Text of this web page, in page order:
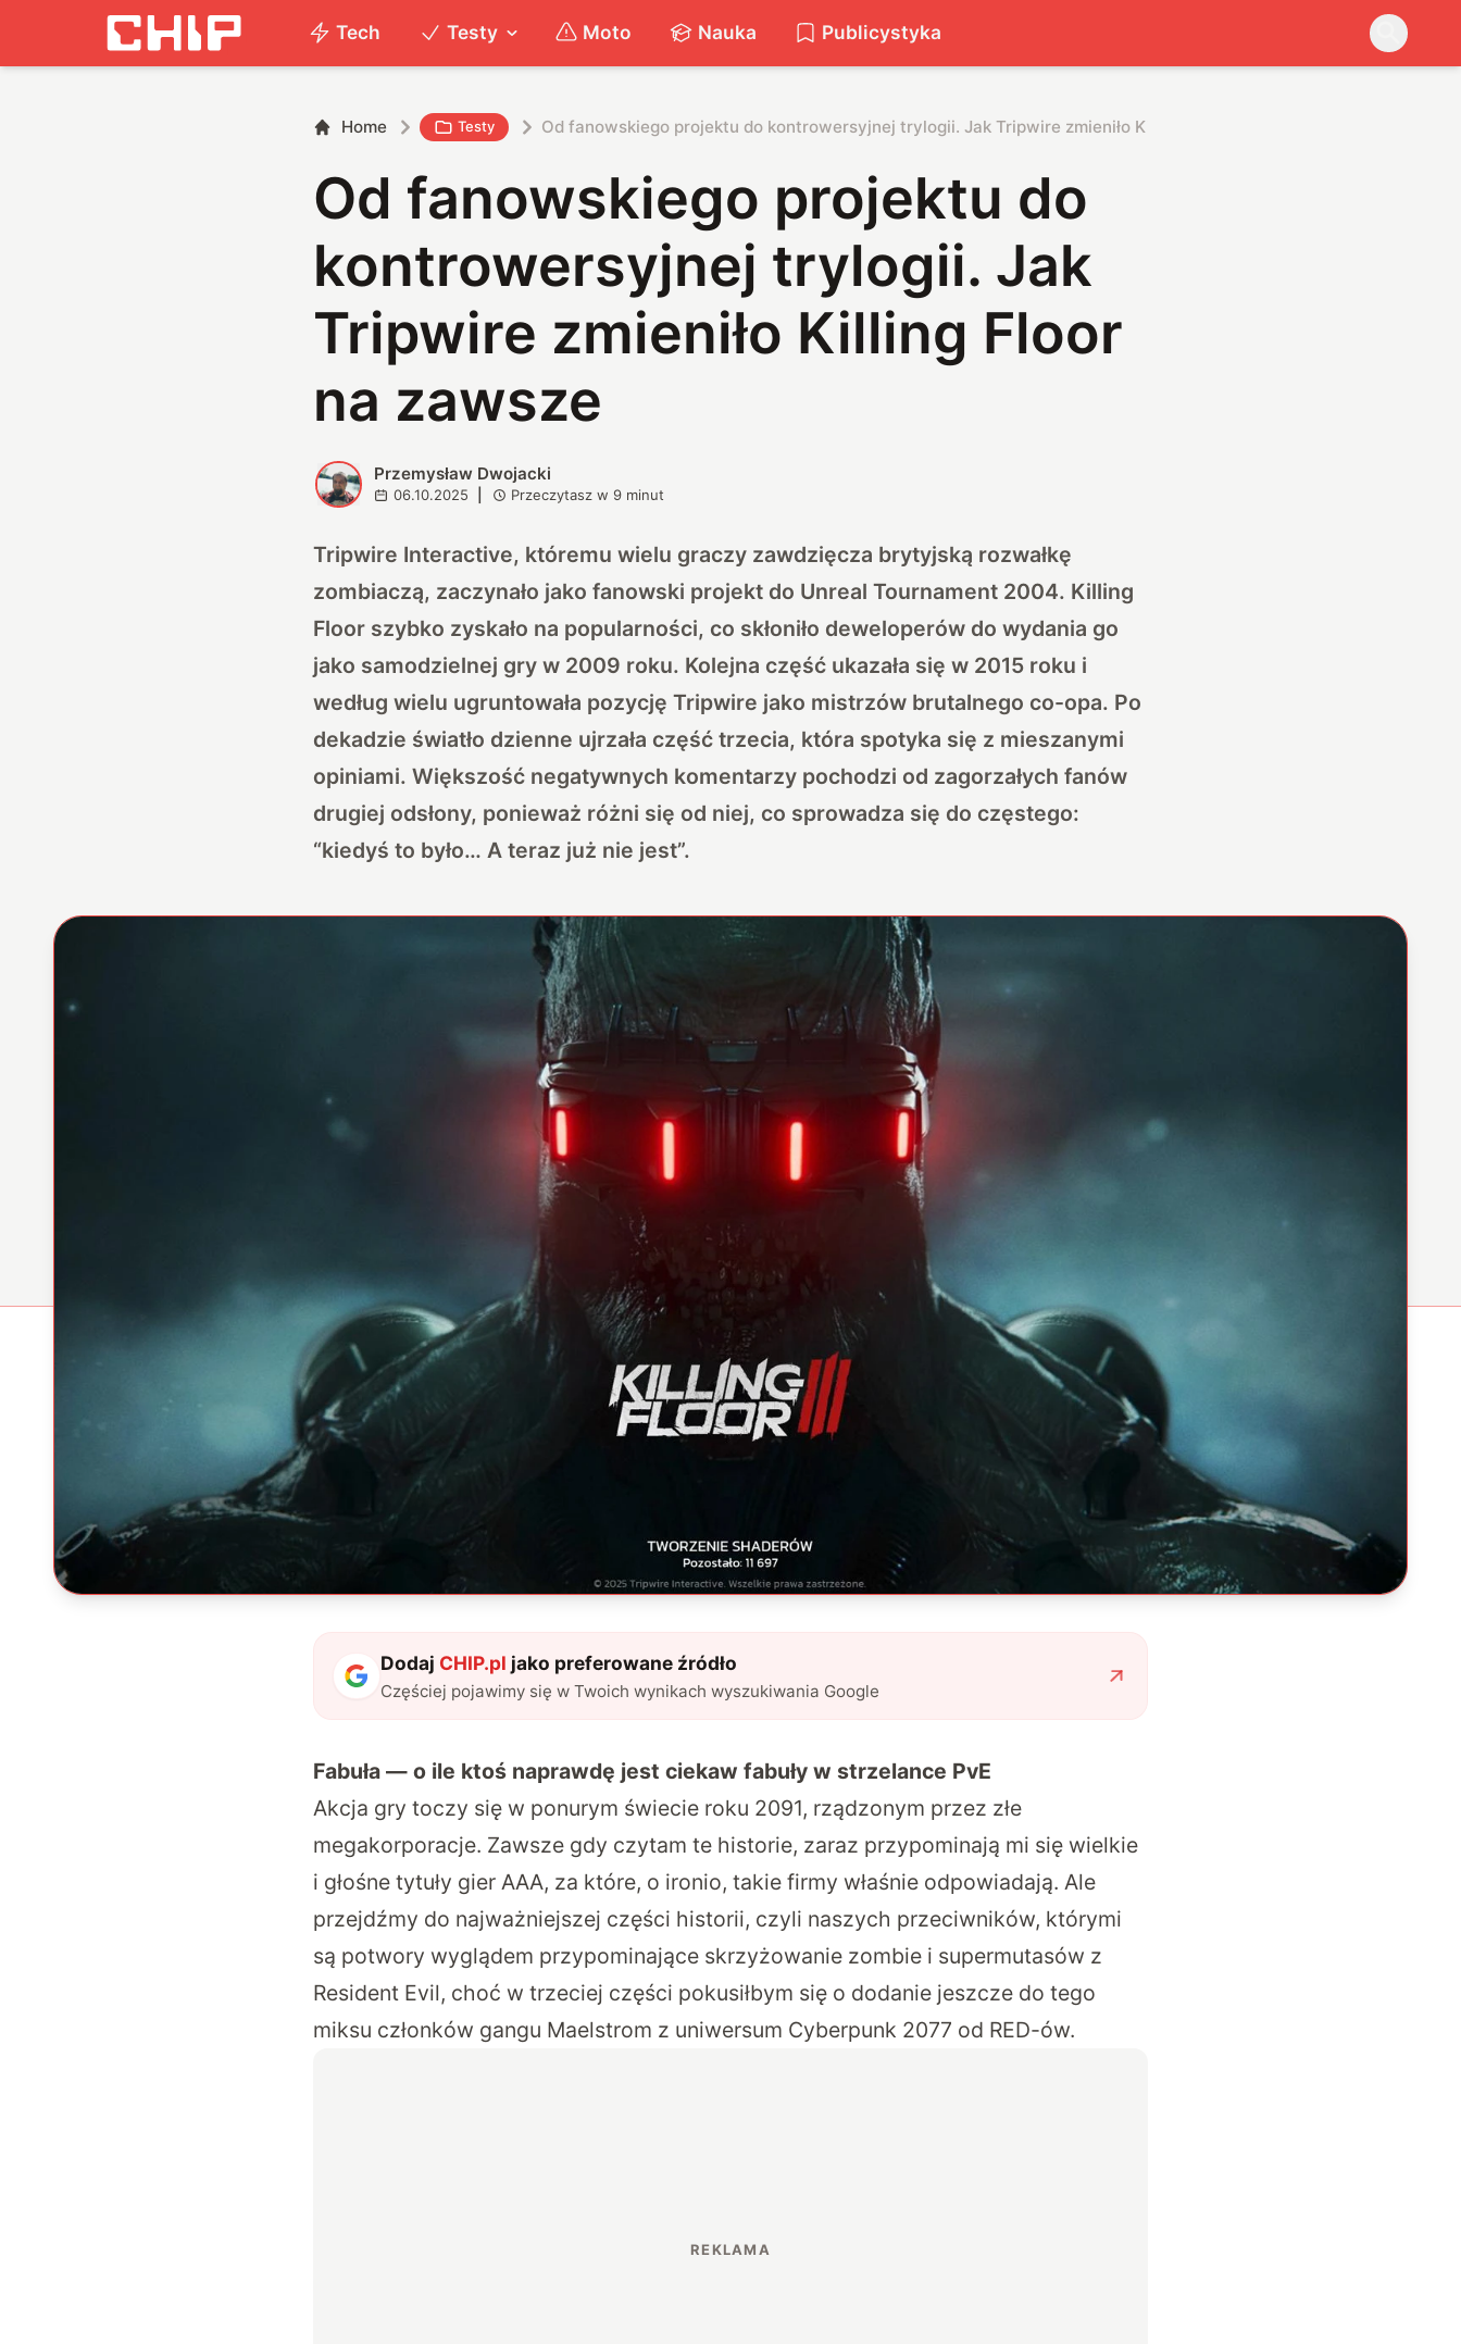
Tech Testy Moto Nauka Publicystyka
Home Testy Od fanowskiego projektu do kontrowersyjnej trylogii. Jak Tripwire zmieniło Killing Floor na zawsze
Od fanowskiego projektu do
kontrowersyjnej trylogii. Jak
Tripwire zmieniło Killing Floor
na zawsze
P Przemysław Dwojacki
06.10.2025 Przeczytasz w9 minut
Tripwire Interactive, któremu wielu graczy zawdzięcza brytyjską rozwałkę
zombiaczą, zaczynało jako fanowski projekt do Unreal Tournament 2004. Killing
Floor szybko zyskało na popularności, co skłoniło deweloperów do wydania go
jako samodzielnej gry w 2009 roku. Kolejna część ukazała się w 2015 roku i
według wielu ugruntowała pozycję Tripwire jako mistrzów brutalnego co-opa. Po
dekadzie światło dzienne ujrzała część trzecia, która spotyka się z mieszanymi
opiniami. Większość negatywnych komentarzy pochodzi od zagorzałych fanów
drugiej odsłony, ponieważ różni się od niej, co sprowadza się do częstego:
“kiedyś to było… A teraz już nie jest”.
Dodaj CHIP.pl jako preferowane źródło
Częściej pojawimy się w Twoich wynikach wyszukiwania Google
Fabuła — o ile ktoś naprawdę jest ciekaw fabuły w strzelance PvE
Akcja gry toczy się w ponurym świecie roku 2091, rządzonym przez złe
megakorporacje. Zawsze gdy czytam te historie, zaraz przypominają mi się wielkie
i głośne tytuły gier AAA, za które, o ironio, takie firmy właśnie odpowiadają. Ale
przejdźmy do najważniejszej części historii, czyli naszych przeciwników, którymi
są potwory wyglądem przypominające skrzyżowanie zombie i supermutasów z
Resident Evil, choć w trzeciej części pokusiłbym się o dodanie jeszcze do tego
miksu członków gangu Maelstrom z uniwersum Cyberpunk 2077 od RED-ów.